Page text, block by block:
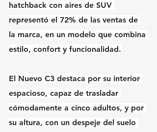
hatchback con aires de SUV
representó el 72% de las ventas de
la marca, en un modelo que combina
estilo, confort y funcionalidad.
El Nuevo C3 destaca por su interior
espacioso, capaz de trasladar
cómodamente a cinco adultos, y por
su altura, con un despeje del suelo